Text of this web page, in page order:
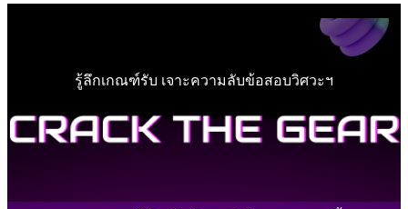
รู้ลึกเกณฑ์รับ เจาะความลับข้อสอบวิศวะฯ